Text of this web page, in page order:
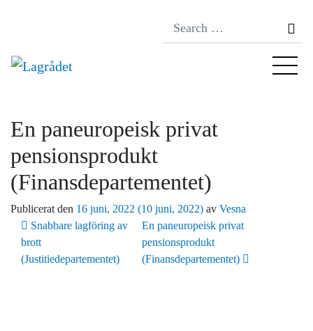
En paneuropeisk privat
pensionsprodukt
(Finansdepartementet)
Publicerat den 16 juni, 2022 (10 juni, 2022) av Vesna
Inläggsnavigering
Snabbare lagföring av
brott
(Justitiedepartementet)
En paneuropeisk privat
pensionsprodukt
(Finansdepartementet)